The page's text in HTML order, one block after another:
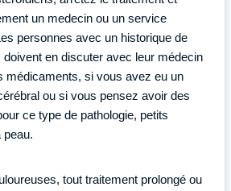
un medecin ou un service
personnes avec un historique de
en discuter avec leur médecin
médicaments, si vous avez eu un
ou si vous pensez avoir des
ce type de pathologie, petits
peau.
tout traitement prolongé ou